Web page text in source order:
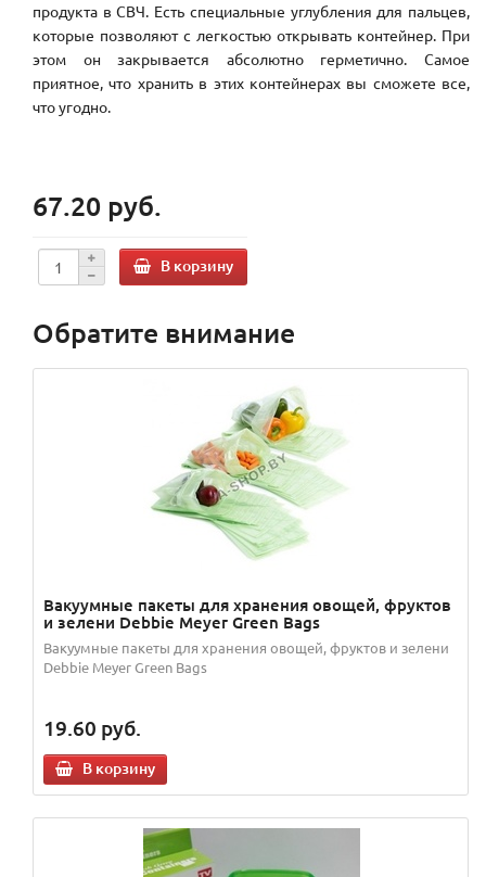
продукта в СВЧ. Есть специальные углубления для пальцев,
которые позволяют с легкостью открывать контейнер. При
этом он закрывается абсолютно герметично. Самое
приятное, что хранить в этих контейнерах вы сможете все,
что угодно.
67.20 руб.
В корзину
Обратите внимание
Вакуумные пакеты для хранения овощей, фруктов
и зелени Debbie Meyer Green Bags
Вакуумные пакеты для хранения овощей, фруктов и зелени
Debbie Meyer Green Bags
19.60 руб.
В корзину